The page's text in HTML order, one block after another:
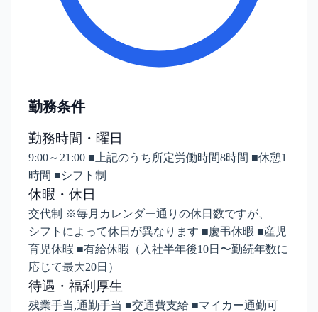
勤務条件
勤務時間・曜日
9:00～21:00 ■上記のうち所定労働時間8時間 ■休憩1
時間 ■シフト制
休暇・休日
交代制 ※毎月カレンダー通りの休日数ですが、
シフトによって休日が異なります ■慶弔休暇 ■産児
育児休暇 ■有給休暇（入社半年後10日〜勤続年数に
応じて最大20日）
待遇・福利厚生
残業手当,通勤手当 ■交通費支給 ■マイカー通勤可